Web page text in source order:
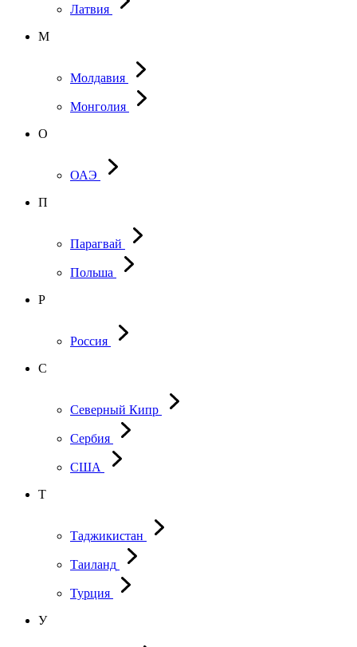
Латвия
М
Молдавия
Монголия
О
ОАЭ
П
Парагвай
Польша
Р
Россия
С
Северный Кипр
Сербия
США
Т
Таджикистан
Таиланд
Турция
У